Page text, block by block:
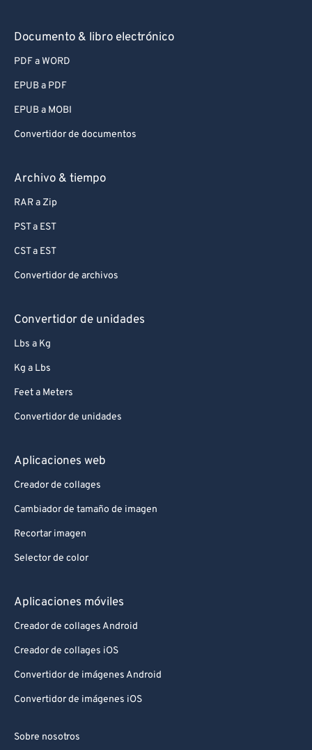
Documento & libro electrónico
PDF a WORD
EPUB a PDF
EPUB a MOBI
Convertidor de documentos
Archivo & tiempo
RAR a Zip
PST a EST
CST a EST
Convertidor de archivos
Convertidor de unidades
Lbs a Kg
Kg a Lbs
Feet a Meters
Convertidor de unidades
Aplicaciones web
Creador de collages
Cambiador de tamaño de imagen
Recortar imagen
Selector de color
Aplicaciones móviles
Creador de collages Android
Creador de collages iOS
Convertidor de imágenes Android
Convertidor de imágenes iOS
Sobre nosotros